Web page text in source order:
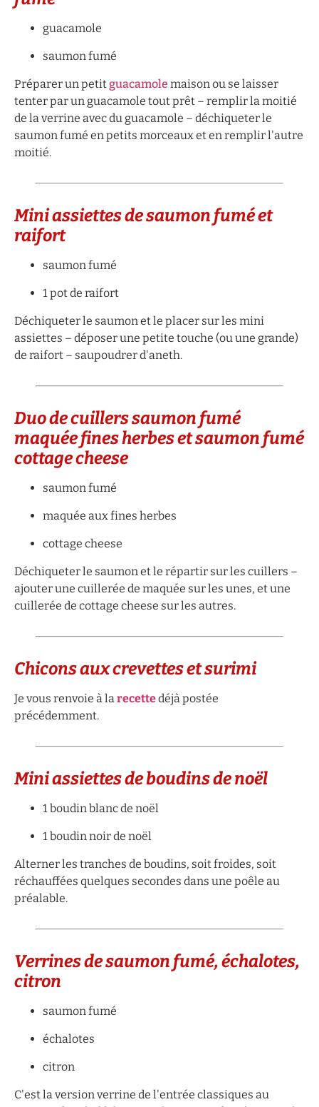
guacamole
saumon fumé
Préparer un petitguacamole maison ou se laisser
tenter par un guacamole tout prêt – remplir la moitié
de la verrine avec du guacamole – déchiqueter le
saumon fumé en petits morceaux et en remplir l'autre
moitié.
Mini assiettes de saumon fumé et
raifort
saumon fumé
1 pot de raifort
Déchiqueter le saumon et le placer sur les mini
assiettes – déposer une petite touche (ou une grande)
de raifort – saupoudrer d'aneth.
Duo de cuillers saumon fumé
maquée fines herbes et saumon fumé
cottage cheese
saumon fumé
maquée aux fines herbes
cottage cheese
Déchiqueter le saumon et le répartir sur les cuillers –
ajouter une cuillerée de maquée sur les unes, et une
cuillerée de cottage cheese sur les autres.
Chicons aux crevettes et surimi
Je vous renvoie à larecettedéjà postée
précédemment.
Mini assiettes de boudins de noël
1 boudin blanc de noël
1 boudin noir de noël
Alterner les tranches de boudins, soit froides, soit
réchauffées quelques secondes dans une poêle au
préalable.
Verrines de saumon fumé, échalotes,
citron
saumon fumé
échalotes
citron
C'est la version verrine de l'entrée classiques au